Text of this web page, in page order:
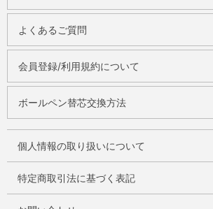
よくあるご質問
会員登録/利用規約について
ボールペン替芯交換方法
個人情報の取り扱いについて
特定商取引法に基づく表記